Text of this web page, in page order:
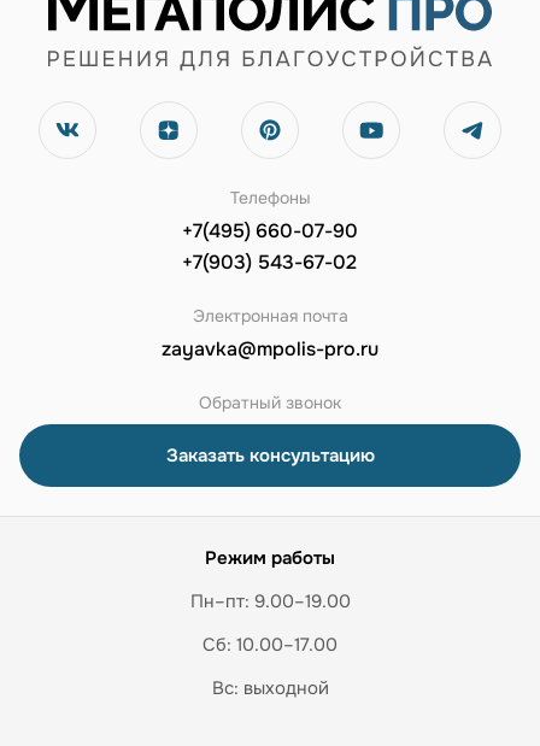
Телефоны
+7(495) 660-07-90
+7(903) 543-67-02
Электронная почта
zayavka@mpolis-pro.ru
Обратный звонок
Заказать консультацию
Режим работы
Пн–пт: 9.00–19.00
Сб: 10.00–17.00
Вс: выходной